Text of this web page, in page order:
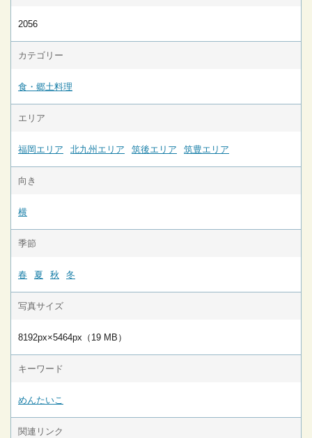
2056
カテゴリー
食・郷土料理
エリア
福岡エリア 北九州エリア 筑後エリア 筑豊エリア
向き
横
季節
春 夏 秋 冬
写真サイズ
8192px×5464px（19 MB）
キーワード
めんたいこ
関連リンク